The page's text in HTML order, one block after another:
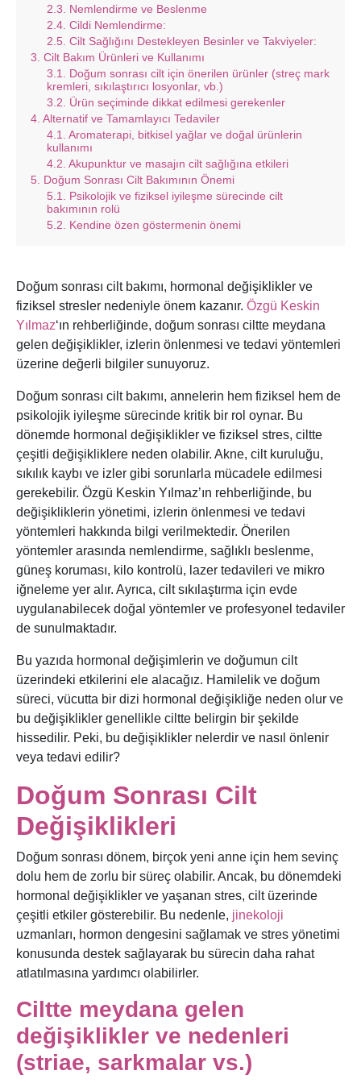
Nemlendirme ve Beslenme
Cildi Nemlendirme:
Cilt Sağlığını Destekleyen Besinler ve Takviyeler:
Cilt Bakım Ürünleri ve Kullanımı
Doğum sonrası cilt için önerilen ürünler (streç mark
kremleri, sıkılaştırıcı losyonlar, vb.)
Ürün seçiminde dikkat edilmesi gerekenler
Alternatif ve Tamamlayıcı Tedaviler
Aromaterapi, bitkisel yağlar ve doğal ürünlerin
kullanımı
Akupunktur ve masajın cilt sağlığına etkileri
Doğum Sonrası Cilt Bakımının Önemi
Psikolojik ve fiziksel iyileşme sürecinde cilt
bakımının rolü
Kendine özen göstermenin önemi
Doğum sonrası cilt bakımı, hormonal değişiklikler ve
fiziksel stresler nedeniyle önem kazanır. Özgü Keskin
Yılmaz‘ın rehberliğinde, doğum sonrası ciltte meydana
gelen değişiklikler, izlerin önlenmesi ve tedavi yöntemleri
üzerine değerli bilgiler sunuyoruz.
Doğum sonrası cilt bakımı, annelerin hem fiziksel hem de
psikolojik iyileşme sürecinde kritik bir rol oynar. Bu
dönemde hormonal değişiklikler ve fiziksel stres, ciltte
çeşitli değişikliklere neden olabilir. Akne, cilt kuruluğu,
sıkılık kaybı ve izler gibi sorunlarla mücadele edilmesi
gerekebilir. Özgü Keskin Yılmaz’ın rehberliğinde, bu
değişikliklerin yönetimi, izlerin önlenmesi ve tedavi
yöntemleri hakkında bilgi verilmektedir. Önerilen
yöntemler arasında nemlendirme, sağlıklı beslenme,
güneş koruması, kilo kontrolü, lazer tedavileri ve mikro
iğneleme yer alır. Ayrıca, cilt sıkılaştırma için evde
uygulanabilecek doğal yöntemler ve profesyonel tedaviler
de sunulmaktadır.
Bu yazıda hormonal değişimlerin ve doğumun cilt
üzerindeki etkilerini ele alacağız. Hamilelik ve doğum
süreci, vücutta bir dizi hormonal değişikliğe neden olur ve
bu değişiklikler genellikle ciltte belirgin bir şekilde
hissedilir. Peki, bu değişiklikler nelerdir ve nasıl önlenir
veya tedavi edilir?
Doğum Sonrası Cilt
Değişiklikleri
Doğum sonrası dönem, birçok yeni anne için hem sevinç
dolu hem de zorlu bir süreç olabilir. Ancak, bu dönemdeki
hormonal değişiklikler ve yaşanan stres, cilt üzerinde
çeşitli etkiler gösterebilir. Bu nedenle, jinekoloji
uzmanları, hormon dengesini sağlamak ve stres yönetimi
konusunda destek sağlayarak bu sürecin daha rahat
atlatılmasına yardımcı olabilirler.
Ciltte meydana gelen
değişiklikler ve nedenleri
(striae, sarkmalar vs.)